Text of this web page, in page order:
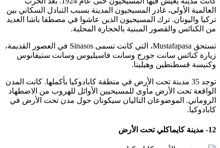
العالمية الأولى، غادر المسيحيون المدينة بسبب التبادل السكاني بين
تركيا واليونان. ترك المسيحيون الذين عاشوا في مصطفا باشا العديد
من الكنائس والقصور المبنية بالحجارة المحلية.
تستحق Mustafapasa، التي كانت تسمى Sinasos في العصور القديمة،
زيارة كنائس سانت جورج وسانت فاسيليوس وسانت ستيفانوس
وكنيسة قسطنطين وهيلينا.
توجد 35 مدينة تحت الأرض في منطقة كابادوكيا بأكملها. كانت المدن
الواقعة تحت الأرض مأوى للمسيحيين الأوائل للهروب من الاضطهاد
الروماني. الموضوعان التاليان سيكونان حول مدن تحت الأرض في
كابادوكيا.
12- مدينة كايماكلي تحت الأرض